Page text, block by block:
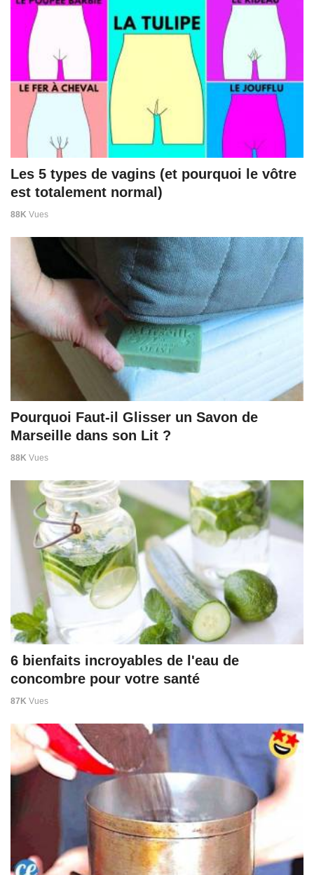
Les 5 types de vagins (et pourquoi le vôtre
est totalement normal)
88K Vues
Pourquoi Faut-il Glisser un Savon de
Marseille dans son Lit ?
88K Vues
6 bienfaits incroyables de l'eau de
concombre pour votre santé
87K Vues